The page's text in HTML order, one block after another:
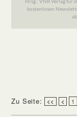
Zu Seite: << < 1